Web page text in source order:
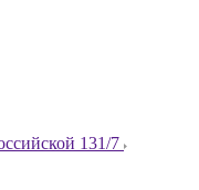
131/7